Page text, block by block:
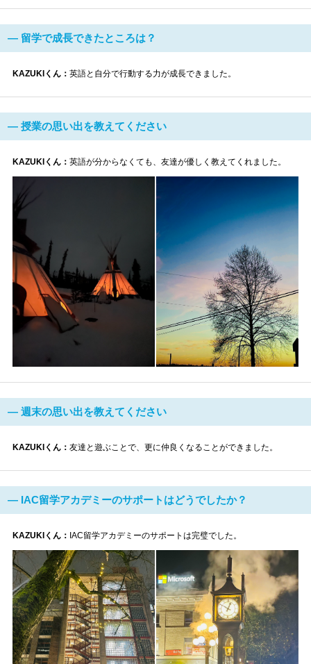
― 留学で成長できたところは？
KAZUKIくん： 英語と自分で行動する力が成長できました。
― 授業の思い出を教えてください
KAZUKIくん： 英語が分からなくても、友達が優しく教えてくれました。
― 週末の思い出を教えてください
KAZUKIくん： 友達と遊ぶことで、更に仲良くなることができました。
― IAC留学アカデミーのサポートはどうでしたか？
KAZUKIくん： IAC留学アカデミーのサポートは完璧でした。